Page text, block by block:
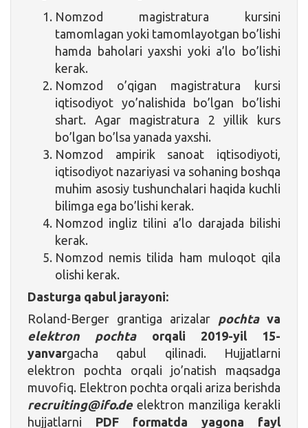
Nomzod magistratura kursini
tamomlagan yoki tamomlayotgan bo’lishi
hamda baholari yaxshi yoki a’lo bo’lishi
kerak.
Nomzod o’qigan magistratura kursi
iqtisodiyot yo’nalishida bo’lgan bo’lishi
shart. Agar magistratura 2 yillik kurs
bo’lgan bo’lsa yanada yaxshi.
Nomzod ampirik sanoat iqtisodiyoti,
iqtisodiyot nazariyasi va sohaning boshqa
muhim asosiy tushunchalari haqida kuchli
bilimga ega bo’lishi kerak.
Nomzod ingliz tilini a’lo darajada bilishi
kerak.
Nomzod nemis tilida ham muloqot qila
olishi kerak.
Dasturga qabul jarayoni:
Roland-Berger grantiga arizalar pochtava
elektron pochtaorqali
2019-yil 15-
yanvargacha qabul qilinadi. Hujjatlarni
elektron pochta orqali jo’natish maqsadga
muvofiq. Elektron pochta orqali ariza berishda
recruiting@ifo.deelektron manziliga kerakli
hujjatlarni PDF formatda yagona fayl